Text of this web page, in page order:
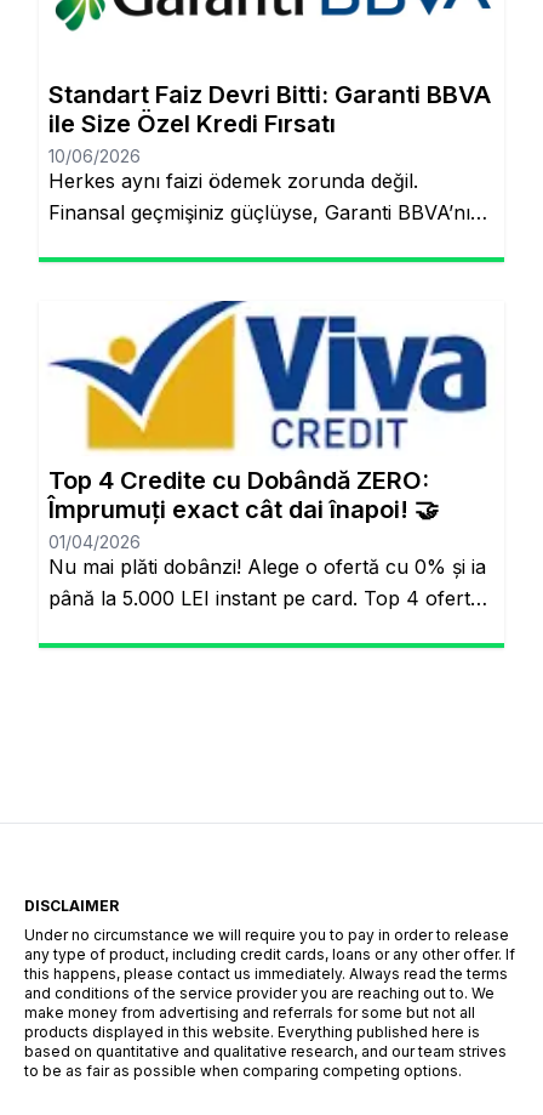
Garanti BBVA’nın dijital müşteri olma
sağlayabilirsiniz. İşte pürüzsüz bir deneyim için
Standart Faiz Devri Bitti: Garanti BBVA
ile Size Özel Kredi Fırsatı
10/06/2026
Herkes aynı faizi ödemek zorunda değil.
Finansal geçmişiniz güçlüyse, Garanti BBVA’nın
Aynı sayfada kalacaksınız. Standart Kredi
Anlayışı Tarih Oluyor: Başkalarının Finansal
Riskini Neden Siz Üstlenesiniz? Yıllardır
bankacılık sektöründe adil olmayan bir durum
söz konusuydu: Borçlarını düzenli ödeyenlerle
sürekli aksatanlar aynı faiz yükünü
omuzluyordu. Ancak günümüzde teknoloji […]
Top 4 Credite cu Dobândă ZERO:
Împrumuți exact cât dai înapoi! 🤝
01/04/2026
Nu mai plăti dobânzi! Alege o ofertă cu 0% și ia
până la 5.000 LEI instant pe card. Top 4 oferte
DISCLAIMER
Under no circumstance we will require you to pay in order to release
any type of product, including credit cards, loans or any other offer. If
this happens, please contact us immediately. Always read the terms
and conditions of the service provider you are reaching out to. We
make money from advertising and referrals for some but not all
products displayed in this website. Everything published here is
based on quantitative and qualitative research, and our team strives
to be as fair as possible when comparing competing options.